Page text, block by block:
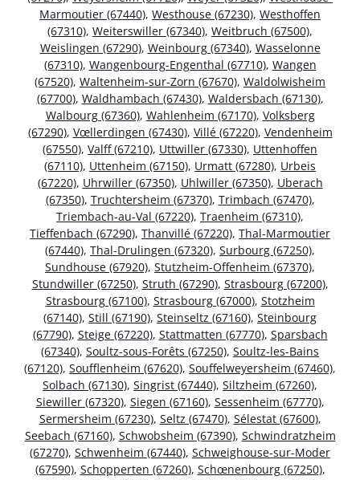
Marmoutier (67440), Westhouse (67230), Westhoffen
(67310), Weiterswiller (67340), Weitbruch (67500),
Weislingen (67290), Weinbourg (67340), Wasselonne
(67310), Wangenbourg-Engenthal (67710), Wangen
(67520), Waltenheim-sur-Zorn (67670), Waldolwisheim
(67700), Waldhambach (67430), Waldersbach (67130),
Walbourg (67360), Wahlenheim (67170), Volksberg
(67290), Vœllerdingen (67430), Villé (67220), Vendenheim
(67550), Valff (67210), Uttwiller (67330), Uttenhoffen
(67110), Uttenheim (67150), Urmatt (67280), Urbeis
(67220), Uhrwiller (67350), Uhlwiller (67350), Uberach
(67350), Truchtersheim (67370), Trimbach (67470),
Triembach-au-Val (67220), Traenheim (67310),
Tieffenbach (67290), Thanvillé (67220), Thal-Marmoutier
(67440), Thal-Drulingen (67320), Surbourg (67250),
Sundhouse (67920), Stutzheim-Offenheim (67370),
Stundwiller (67250), Struth (67290), Strasbourg (67200),
Strasbourg (67100), Strasbourg (67000), Stotzheim
(67140), Still (67190), Steinseltz (67160), Steinbourg
(67790), Steige (67220), Stattmatten (67770), Sparsbach
(67340), Soultz-sous-Forêts (67250), Soultz-les-Bains
(67120), Soufflenheim (67620), Souffelweyersheim (67460),
Solbach (67130), Singrist (67440), Siltzheim (67260),
Siewiller (67320), Siegen (67160), Sessenheim (67770),
Sermersheim (67230), Seltz (67470), Sélestat (67600),
Seebach (67160), Schwobsheim (67390), Schwindratzheim
(67270), Schwenheim (67440), Schweighouse-sur-Moder
(67590), Schopperten (67260), Schœnenbourg (67250),